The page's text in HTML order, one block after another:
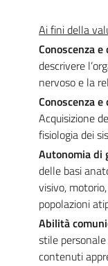
Ai fini della
Conoscenza
descrivere
nervoso e la
Conoscenza
Acquisizione
fisiologia dei
Autonomia di
delle basi
visivo,
popolazioni
Abilità
stile
contenuti